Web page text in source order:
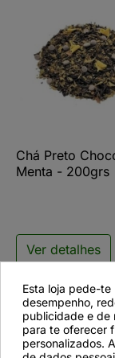
Chá Preto
Menta - 200grs
Ver detalhes
Esta loja pede-
desempenho,
publicidade e de
para te oferecer
personalizados.